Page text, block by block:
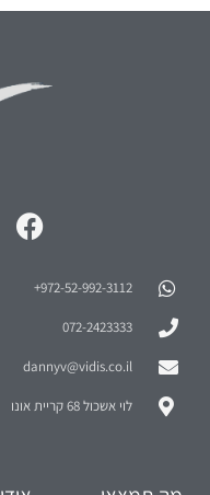
072-2423333
dannyv@vidis.co.il
לוי אשכול 68 קריית אונו